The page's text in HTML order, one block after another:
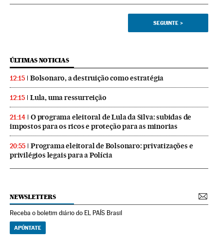
SEGUINTE >
ÚLTIMAS NOTICIAS
12:15 Bolsonaro, a destruição como estratégia
12:15 Lula, uma ressurreição
21:14
O programa eleitoral de Lula da Silva: subidas de
impostos para os ricos e proteção para as minorias
20:55
Programa eleitoral de Bolsonaro: privatizações e
privilégios legais para a Polícia
NEWSLETTERS
Receba o boletim diário do EL PAÍS Brasil
APÚNTATE